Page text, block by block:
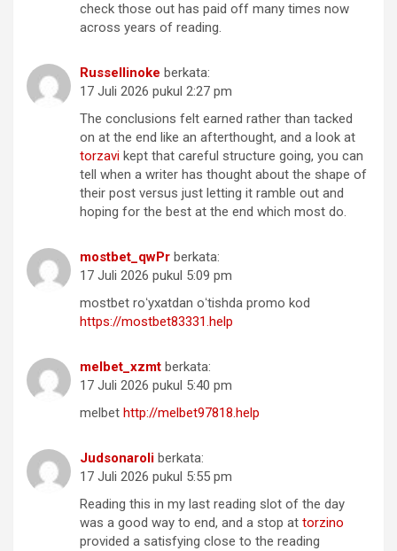
check those out has paid off many times now
across years of reading.
Russellinoke berkata:
17 Juli 2026 pukul 2:27 pm
The conclusions felt earned rather than tacked
on at the end like an afterthought, and a look at
torzavi kept that careful structure going, you can
tell when a writer has thought about the shape of
their post versus just letting it ramble out and
hoping for the best at the end which most do.
mostbet_qwPr berkata:
17 Juli 2026 pukul 5:09 pm
mostbet roʻyxatdan oʻtishda promo kod
https://mostbet83331.help
melbet_xzmt berkata:
17 Juli 2026 pukul 5:40 pm
melbet http://melbet97818.help
Judsonaroli berkata:
17 Juli 2026 pukul 5:55 pm
Reading this in my last reading slot of the day
was a good way to end, and a stop at torzino
provided a satisfying close to the reading